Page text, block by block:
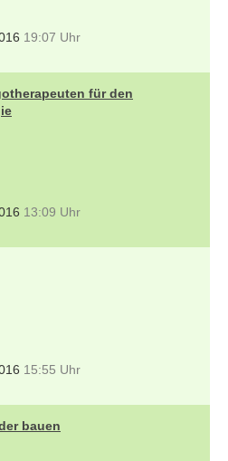
19:07 Uhr
für den
13:09 Uhr
15:55 Uhr
bauen